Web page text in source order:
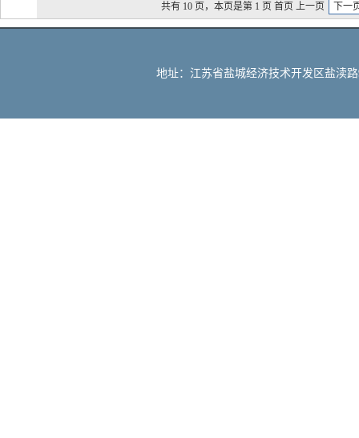
共有 10 页，本页是第 1 页 首页 上一页 下一
地址：江苏省盐城经济技术开发区盐